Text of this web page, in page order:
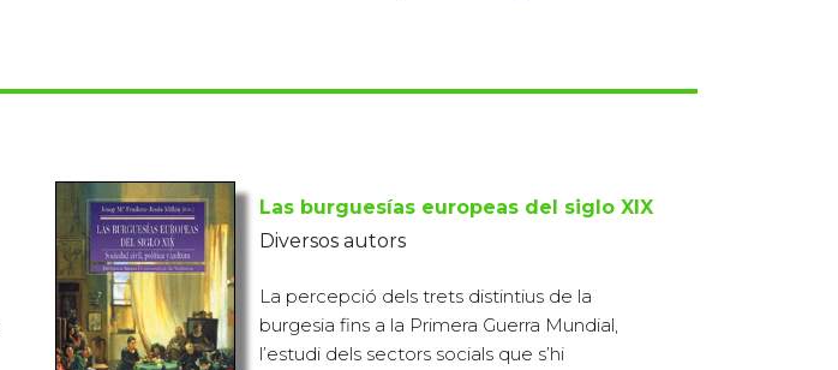
Las burguesías europeas del siglo XIX
Diversos autors
La percepció dels trets distintius de la
burgesia fins a la Primera Guerra Mundial,
l’estudi dels sectors socials que s’hi